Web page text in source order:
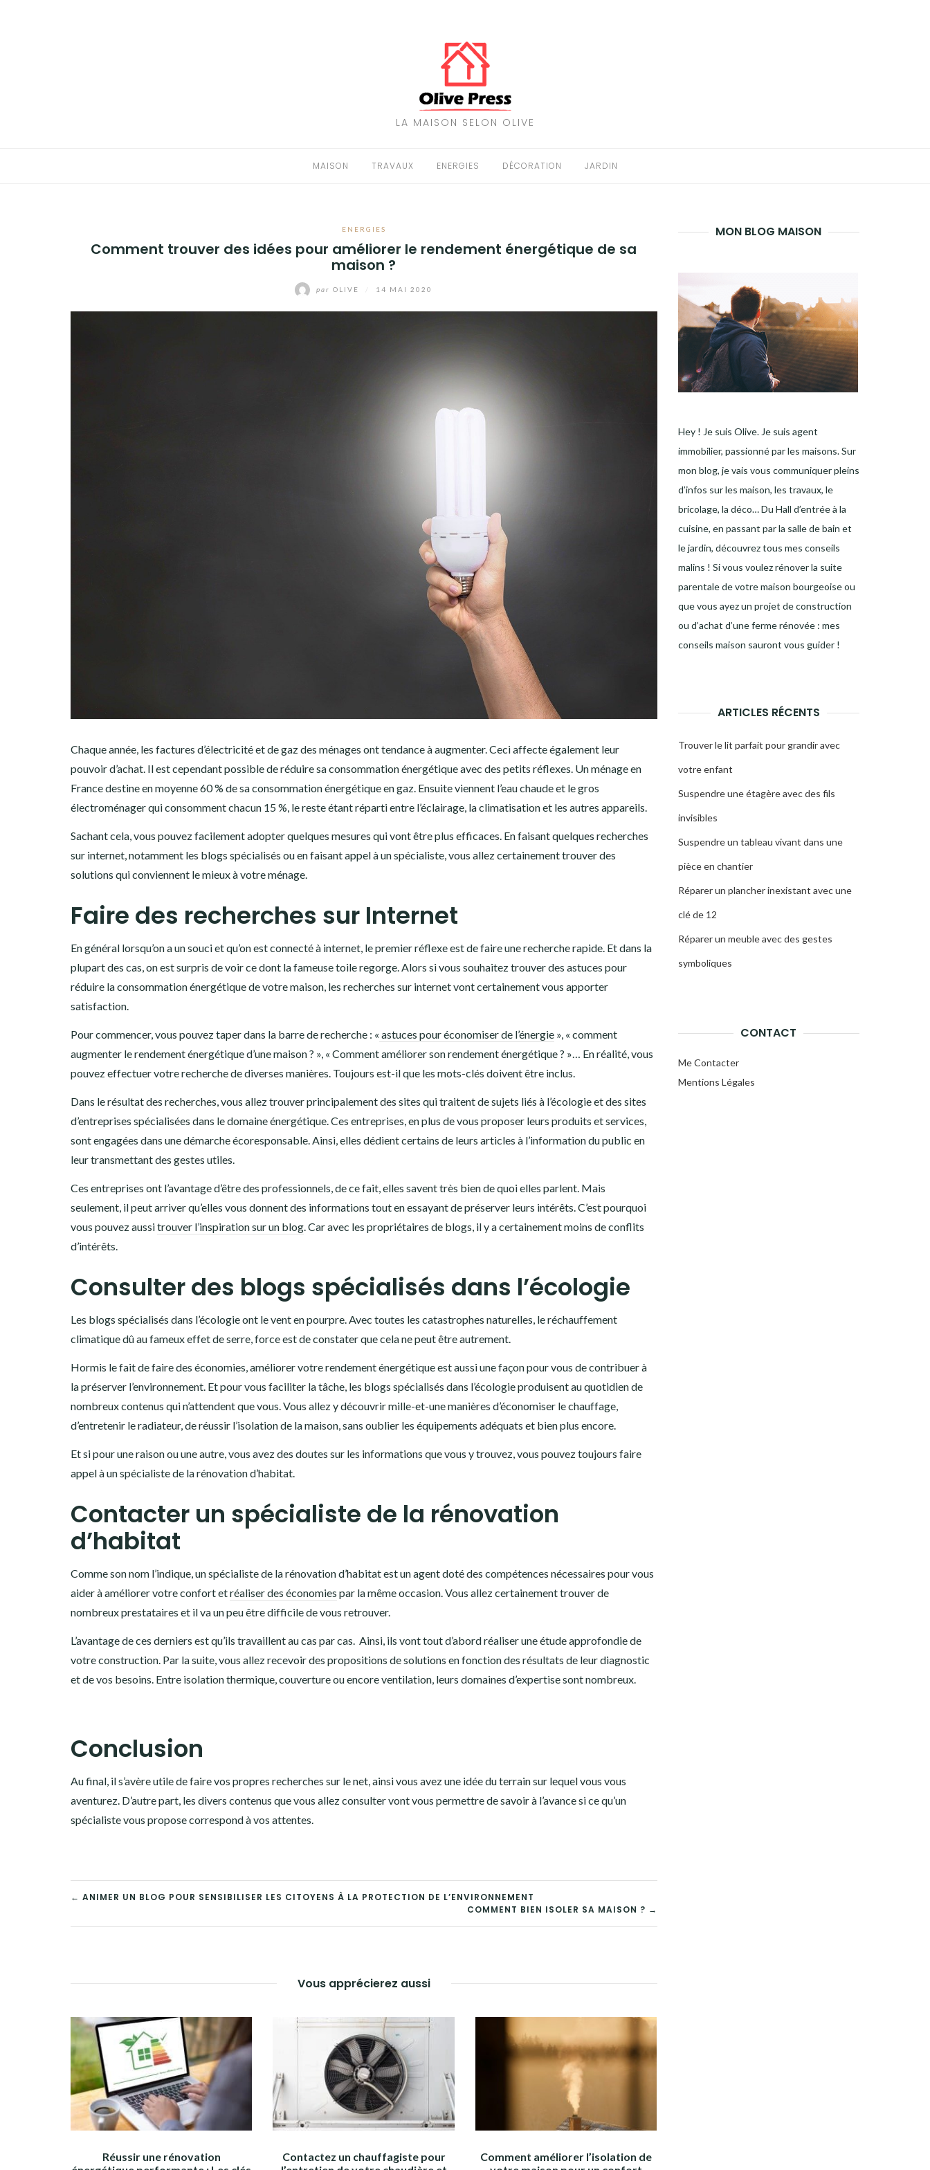
LA MAISON SELON OLIVE
MAISON TRAVAUX ENERGIES DÉCORATION JARDIN
ENERGIES
Comment trouver des idées pour améliorer le rendement énergétique de sa
maison ?
par OLIVE 14 MAI 2020
Chaque année, les factures d’électricité et de gaz des ménages ont tendance à augmenter. Ceci affecte également leur
pouvoir d’achat. Il est cependant possible de réduire sa consommation énergétique avec des petits réflexes. Un ménage en
France destine en moyenne 60 % de sa consommation énergétique en gaz. Ensuite viennent l’eau chaude et le gros
électroménager qui consomment chacun 15 %, le reste étant réparti entre l’éclairage, la climatisation et les autres appareils.
Sachant cela, vous pouvez facilement adopter quelques mesures qui vont être plus efficaces. En faisant quelques recherches
sur internet, notamment les blogs spécialisés ou en faisant appel à un spécialiste, vous allez certainement trouver des
solutions qui conviennent le mieux à votre ménage.
Faire des recherches sur Internet
En général lorsqu’on a un souci et qu’on est connecté à internet, le premier réflexe est de faire une recherche rapide. Et dans la
plupart des cas, on est surpris de voir ce dont la fameuse toile regorge. Alors si vous souhaitez trouver des astuces pour
réduire la consommation énergétique de votre maison, les recherches sur internet vont certainement vous apporter
satisfaction.
Pour commencer, vous pouvez taper dans la barre de recherche : « astuces pour économiser de l’énergie », « comment
augmenter le rendement énergétique d’une maison ? », « Comment améliorer son rendement énergétique ? »… En réalité, vous
pouvez effectuer votre recherche de diverses manières. Toujours est-il que les mots-clés doivent être inclus.
Dans le résultat des recherches, vous allez trouver principalement des sites qui traitent de sujets liés à l’écologie et des sites
d’entreprises spécialisées dans le domaine énergétique. Ces entreprises, en plus de vous proposer leurs produits et services,
sont engagées dans une démarche écoresponsable. Ainsi, elles dédient certains de leurs articles à l’information du public en
leur transmettant des gestes utiles.
Ces entreprises ont l’avantage d’être des professionnels, de ce fait, elles savent très bien de quoi elles parlent. Mais
seulement, il peut arriver qu’elles vous donnent des informations tout en essayant de préserver leurs intérêts. C’est pourquoi
vous pouvez aussitrouver l’inspiration sur un blog. Car avec les propriétaires de blogs, il y a certainement moins de conflits
d’intérêts.
Consulter des blogs spécialisés dans l’écologie
Les blogs spécialisés dans l’écologie ont le vent en pourpre. Avec toutes les catastrophes naturelles, le réchauffement
climatique dû au fameux effet de serre, force est de constater que cela ne peut être autrement.
Hormis le fait de faire des économies, améliorer votre rendement énergétique est aussi une façon pour vous de contribuer à
la préserver l’environnement. Et pour vous faciliter la tâche, les blogs spécialisés dans l’écologie produisent au quotidien de
nombreux contenus qui n’attendent que vous. Vous allez y découvrir mille-et-une manières d’économiser le chauffage,
d’entretenir le radiateur, de réussir l’isolation de la maison, sans oublier les équipements adéquats et bien plus encore.
Et si pour une raison ou une autre, vous avez des doutes sur les informations que vous y trouvez, vous pouvez toujours faire
appel à un spécialiste de la rénovation d’habitat.
Contacter un spécialiste de la rénovation
d’habitat
Comme son nom l’indique, un spécialiste de la rénovation d’habitat est un agent doté des compétences nécessaires pour vous
aider à améliorer votre confort etréaliser des économies par la même occasion. Vous allez certainement trouver de
nombreux prestataires et il va un peu être difficile de vous retrouver.
L’avantage de ces derniers est qu’ils travaillent au cas par cas. Ainsi, ils vont tout d’abord réaliser une étude approfondie de
votre construction. Par la suite, vous allez recevoir des propositions de solutions en fonction des résultats de leur diagnostic
et de vos besoins. Entre isolation thermique, couverture ou encore ventilation, leurs domaines d’expertise sont nombreux.
Conclusion
Au final, il s’avère utile de faire vos propres recherches sur le net, ainsi vous avez une idée du terrain sur lequel vous vous
aventurez. D’autre part, les divers contenus que vous allez consulter vont vous permettre de savoir à l’avance si ce qu’un
spécialiste vous propose correspond à vos attentes.
NAVIGATION
DE
← ANIMER UN BLOG POUR SENSIBILISER LES CITOYENS À LA PROTECTION DE L’ENVIRONNEMENT
COMMENT BIEN ISOLER SA MAISON ? →
Vous apprécierez aussi
Réussir une rénovation
Contactez un chauffagiste pour
Comment améliorer l’isolation de
MON BLOG MAISON
Hey ! Je suis Olive. Je suis agent
immobilier, passionné par les maisons. Sur
mon blog, je vais vous communiquer pleins
d’infos sur les maison, les travaux, le
bricolage, la déco… Du Hall d’entrée à la
cuisine, en passant par la salle de bain et
le jardin, découvrez tous mes conseils
malins ! Si vous voulez rénover la suite
parentale de votre maison bourgeoise ou
que vous ayez un projet de construction
ou d’achat d’une ferme rénovée : mes
conseils maison sauront vous guider !
ARTICLES RÉCENTS
Trouver le lit parfait pour grandir avec
votre enfant
Suspendre une étagère avec des fils
invisibles
Suspendre un tableau vivant dans une
pièce en chantier
Réparer un plancher inexistant avec une
clé de 12
Réparer un meuble avec des gestes
symboliques
CONTACT
Me Contacter
Mentions Légales